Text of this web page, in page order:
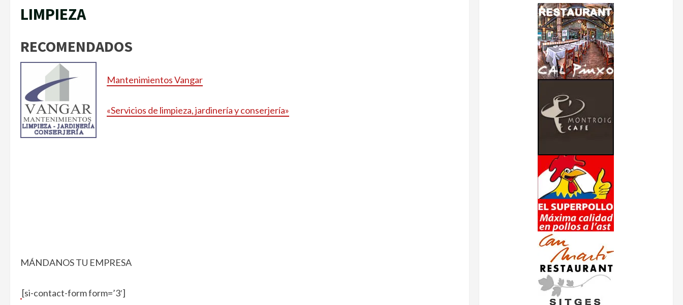
LIMPIEZA
RECOMENDADOS
Mantenimientos Vangar
«Servicios de limpieza, jardinería y conserjería»
MÁNDANOS TU EMPRESA
[si-contact-form form=’3′]